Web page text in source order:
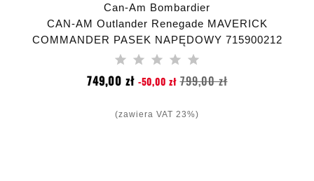
Can-Am Bombardier
CAN-AM Outlander Renegade MAVERICK
COMMANDER PASEK NAPĘDOWY 715900212
422280364
749,00 zł Cena
podstawowa
-50,00 zł 799,00 złCena
(zawiera VAT 23%)